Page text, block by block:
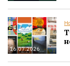
16.07.2026